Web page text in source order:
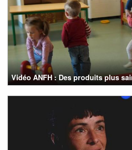
Vidéo ANFH : Des produits plus